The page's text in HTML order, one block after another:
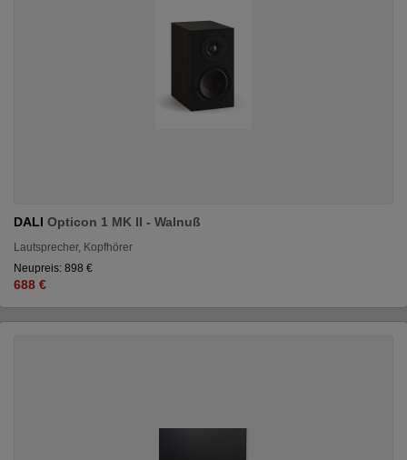
DALI Opticon 1 MK II - Walnuß
Lautsprecher, Kopfhörer
Neupreis: 898 €
688 €